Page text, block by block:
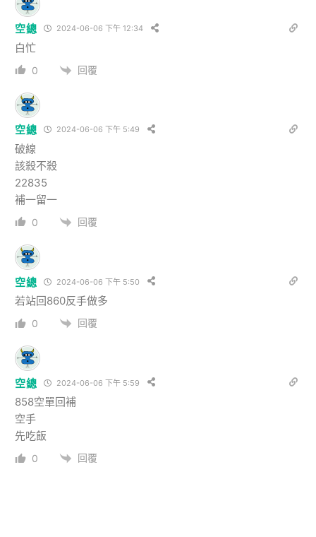
空總 2024-06-06 下午 12:34
白忙
0 回覆
空總 2024-06-06 下午 5:49
破線
該殺不殺
22835
補一留一
0 回覆
空總 2024-06-06 下午 5:50
若站回860反手做多
0 回覆
空總 2024-06-06 下午 5:59
858空單回補
空手
先吃飯
0 回覆